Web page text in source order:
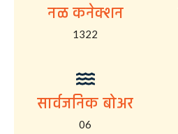
नळ कनेक्शन
1322
सार्वजनिक बोअर
06